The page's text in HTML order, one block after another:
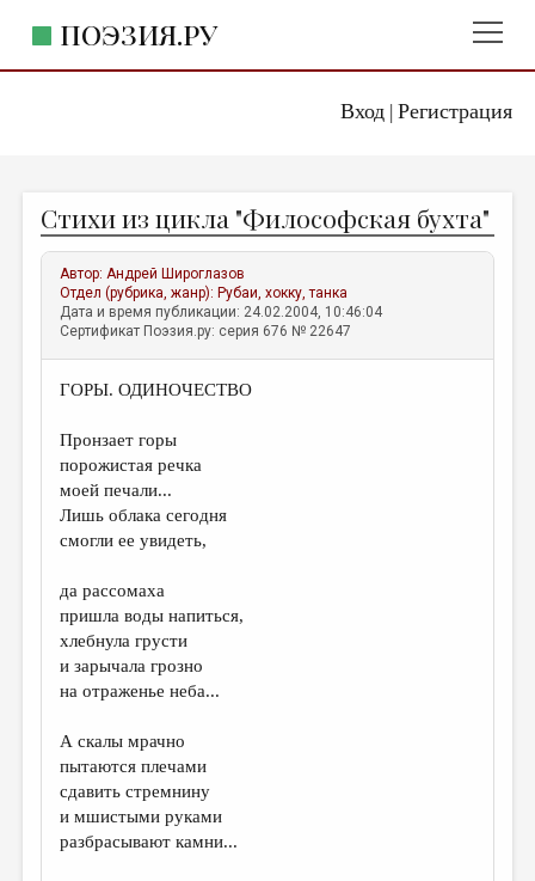
Вход| Регистрация
ПОЭЗИЯ.РУ
ЖАНРЫ
АВТОРЫ
КОММЕНТАРИИ
ЛИТСАЛОН
НОВОСТИ
ПРАВИЛА САЙТА
ОТДЕЛЫ И РУБРИКИ
ИЗБРАННОЕ
ПРОИЗВЕДЕНИЯ
ПЕРЕВОДЫ
КОНКУРСЫ
ДЕТСКАЯ КОМНАТА
КНИЖНАЯ ПОЛКА
ОБЗОР ЛИТЕРАТУРЫ
Стихи из цикла "Философская бухта"
Автор:Андрей Широглазов
Отдел (рубрика, жанр): Рубаи, хокку, танка
Дата и время публикации: 24.02.2004, 10:46:04
Сертификат Поэзия.ру: серия 676 № 22647
ГОРЫ. ОДИНОЧЕСТВО
Пронзает горы
порожистая речка
моей печали...
Лишь облака сегодня
смогли ее увидеть,
да рассомаха
пришла воды напиться,
хлебнула грусти
и зарычала грозно
на отраженье неба...
А скалы мрачно
пытаются плечами
сдавить стремнину
и мшистыми руками
разбрасывают камни...